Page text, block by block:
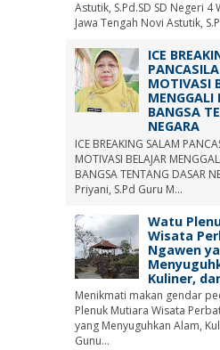
Astutik, S.Pd.SD SD Negeri
Jawa Tengah Novi Astutik,
ICE
MOTIVASI
MENGGALI
BANGSA
NEGARA
ICE BREAKING SALAM
MOTIVASI BELAJAR
BANGSA TENTANG DASAR
Priyani, S.Pd Guru M...
Watu
Wisata
Ngawen
Kuliner,
Menikmati makan gendar
Plenuk Mutiara Wisata
yang Menyuguhkan Alam,
Gunu...